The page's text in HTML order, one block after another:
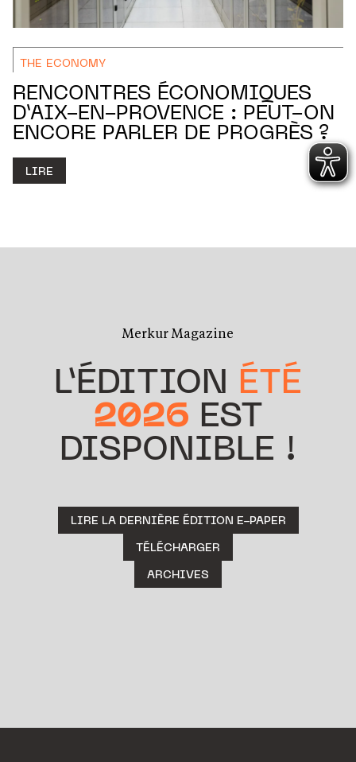
THE ECONOMY
RENCONTRES ÉCONOMIQUES
D’AIX-EN-PROVENCE : PEUT-ON
ENCORE PARLER DE PROGRÈS ?
LIRE
Merkur Magazine
L’ÉDITION ÉTÉ
2026 EST
DISPONIBLE !
LIRE LA DERNIÈRE ÉDITION E-PAPER
TÉLÉCHARGER
ARCHIVES